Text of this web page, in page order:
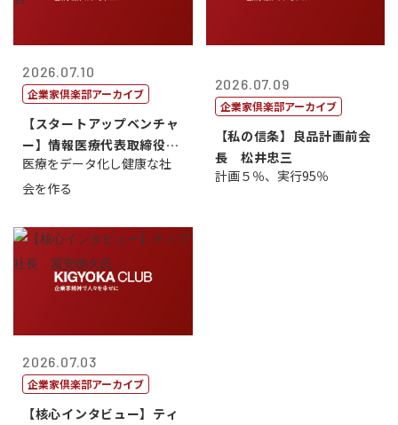
2026.07.10
企業家倶楽部アーカイブ
【スタートアップベンチャ
ー】情報医療代表取締役
原 聖吾
医療をデータ化し健康な社
会を作る
2026.07.09
企業家倶楽部アーカイブ
【私の信条】良品計画前会
長 松井忠三
計画５％、実行95％
2026.07.03
企業家倶楽部アーカイブ
【核心インタビュー】ティ